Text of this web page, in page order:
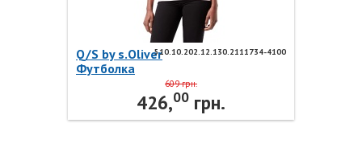
510.10.202.12.130.2111734-4100
Q/S by s.Oliver
Футболка
510.10.202.12.130.2111734-4100
Q/S by s.Oliver
609 грн.
426,00 грн.